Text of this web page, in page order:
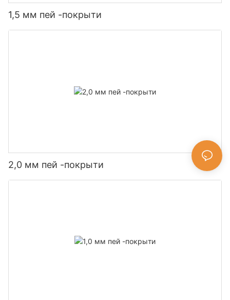
1,5 мм пей -покрыти
2,0 мм пей -покрыти